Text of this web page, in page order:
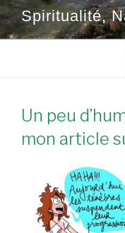
Spiritualité,
Un peu
mon article